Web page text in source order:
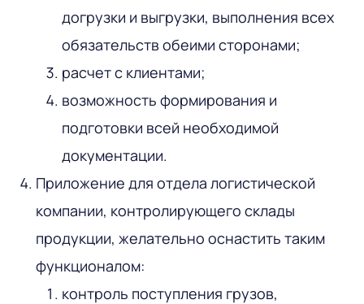
догрузки и выгрузки, выполнения всех
обязательств обеими сторонами;
расчет с клиентами;
возможность формирования и
подготовки всей необходимой
документации.
Приложение для отдела логистической
компании, контролирующего склады
продукции, желательно оснастить таким
функционалом:
контроль поступления грузов,